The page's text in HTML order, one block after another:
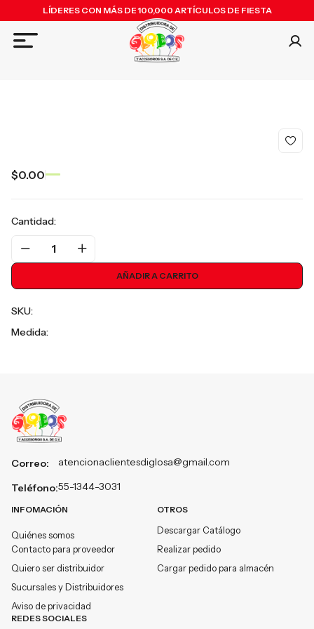
LÍDERES CON MÁS DE 100,000 ARTÍCULOS DE FIESTA
$0.00
Cantidad:
1
AÑADIR A CARRITO
SKU:
Medida:
Correo:
Teléfono:
atencionaclientesdiglosa@gmail.com
55-1344-3031
INFOMACIÓN
Quiénes somos
Contacto para proveedor
Quiero ser distribuidor
Sucursales y Distribuidores
Aviso de privacidad
OTROS
Descargar Catálogo
Realizar pedido
Cargar pedido para almacén
REDES SOCIALES